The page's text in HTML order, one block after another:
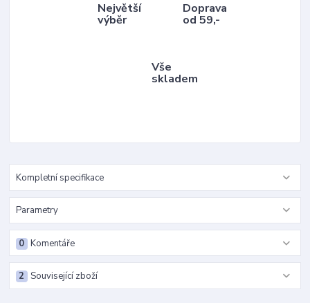
Největší
výběr
Doprava
od 59,-
Vše
skladem
Kompletní specifikace
Parametry
Komentáře
0
Související zboží
2